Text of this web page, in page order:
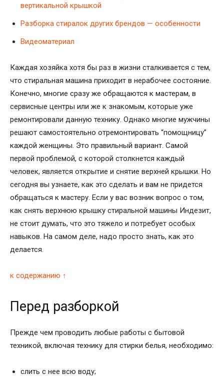
вертикальной крышкой
Разборка стиралок других брендов — особенности
Видеоматериал
Каждая хозяйка хотя бы раз в жизни сталкивается с тем,
что стиральная машина приходит в нерабочее состояние.
Конечно, многие сразу же обращаются к мастерам, в
сервисные центры или же к знакомым, которые уже
ремонтировали данную технику. Однако многие мужчины
решают самостоятельно отремонтировать “помощницу”
каждой женщины. Это правильный вариант. Самой
первой проблемой, с которой столкнется каждый
человек, является открытие и снятие верхней крышки. Но
сегодня вы узнаете, как это сделать и вам не придется
обращаться к мастеру. Если у вас возник вопрос о том,
как снять верхнюю крышку стиральной машины Индезит,
не стоит думать, что это тяжело и потребует особых
навыков. На самом деле, надо просто знать, как это
делается.
к содержанию ↑
Перед разборкой
Прежде чем проводить любые работы с бытовой
техникой, включая технику для стирки белья, необходимо:
слить с нее всю воду;